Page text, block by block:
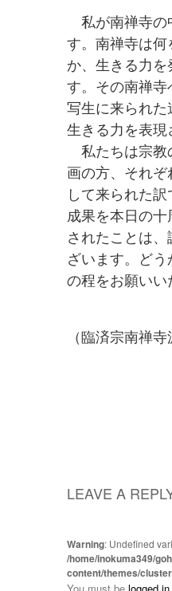
私が南禅寺の
す。南禅寺は
か、生きる力を
す。その南禅
写生に来られ
生きる力を表現
私たちは宗教
画の方、それ
して来られた
成果を本日の
されたことは
ざいます。ど
の程をお願いい
（臨済宗南禅寺
LEAVE A
Warning: Undefined
/home/inokuma349/
content/themes/